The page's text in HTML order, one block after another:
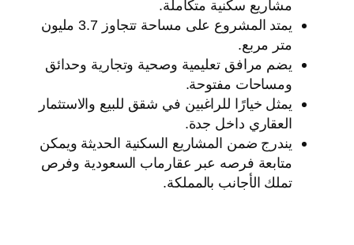
مشاريع سكنية متكاملة.
يمتد المشروع على مساحة تتجاوز 3.7 مليون
متر مربع.
يضم مرافق تعليمية وصحية وتجارية وحدائق
ومساحات مفتوحة.
يمثل خيارًا للراغبين في شقق للبيع والاستثمار
العقاري داخل جدة.
يندرج ضمن المشاريع السكنية الحديثة ويمكن
متابعة فرصه عبر عقارماب السعودية وفرص
تملك الأجانب بالمملكة.